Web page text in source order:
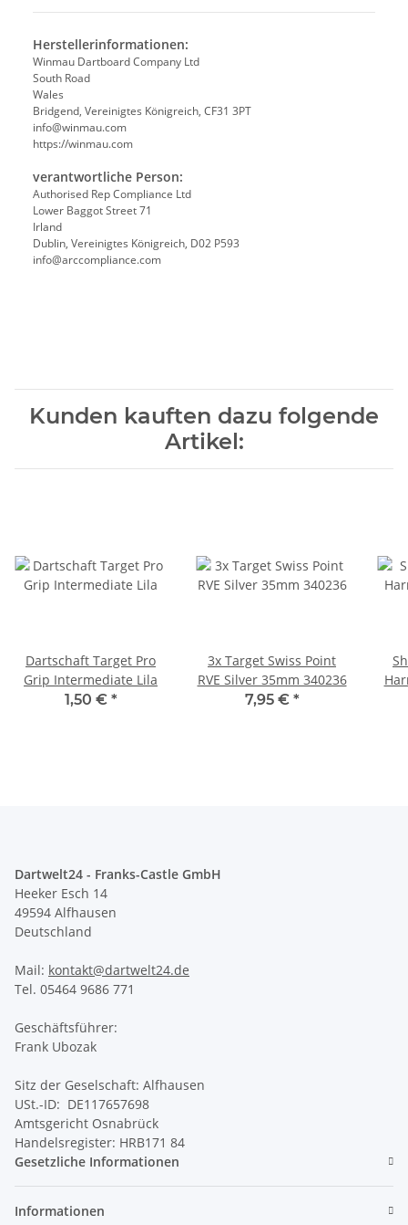
Herstellerinformationen:
Winmau Dartboard Company Ltd
South Road
Wales
Bridgend, Vereinigtes Königreich, CF31 3PT
info@winmau.com
https://winmau.com
verantwortliche Person:
Authorised Rep Compliance Ltd
Lower Baggot Street 71
Irland
Dublin, Vereinigtes Königreich, D02 P593
info@arccompliance.com
Kunden kauften dazu folgende
Artikel:
Dartschaft Target Pro
Grip Intermediate Lila
1,50 € *
3x Target Swiss Point
RVE Silver 35mm 340236
7,95 € *
Dartwelt24 - Franks-Castle GmbH
Heeker Esch 14
49594 Alfhausen
Deutschland
Mail: kontakt@dartwelt24.de
Tel. 05464 9686 771
Geschäftsführer:
Frank Ubozak
Sitz der Geselschaft: Alfhausen
USt.-ID: DE117657698
Amtsgericht Osnabrück
Handelsregister: HRB171 84
Gesetzliche Informationen
Informationen